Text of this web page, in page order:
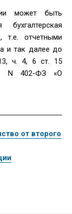
может быть
т.е. отчетными
и так далее до
ч. 4, 6 ст. 15
N 402-ФЗ «О
от второго